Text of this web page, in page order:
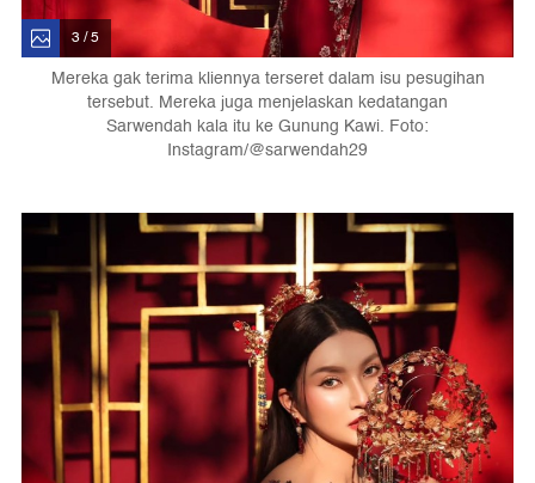
3 / 5
Mereka gak terima kliennya terseret dalam isu pesugihan
tersebut. Mereka juga menjelaskan kedatangan
Sarwendah kala itu ke Gunung Kawi. Foto:
Instagram/@sarwendah29